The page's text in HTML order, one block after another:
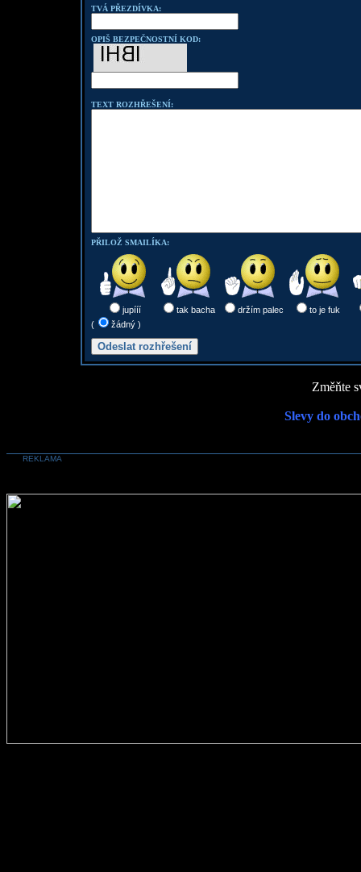
TVÁ PŘEZDÍVKA:
OPIŠ BEZPEČNOSTNÍ KOD:
TEXT ROZHŘEŠENÍ:
PŘILOŽ SMAILÍKA:
jupííí tak bacha držím palec
to je fuk
(
žádný )
Změňte
Slevy do
REKLAMA